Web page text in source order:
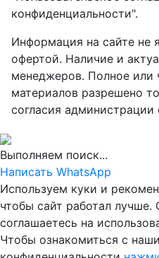
конфиденциальности".
Информация на сайте не
офертой. Наличие и
менеджеров. Полное или
материалов разрешено
согласия администрации
Выполняем поиск...
Написать WhatsApp
Используем куки и
чтобы сайт работал лучше.
соглашаетесь на
Чтобы ознакомиться с